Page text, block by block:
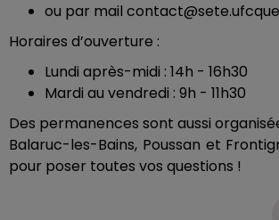
ou par mail
Horaires d’ouverture :
Lundi après-midi : 14h - 16h30
Mardi au vendredi : 9h - 11h30
Des permanences sont aussi
Balaruc-les-Bains, Poussan et
pour poser toutes vos questions !